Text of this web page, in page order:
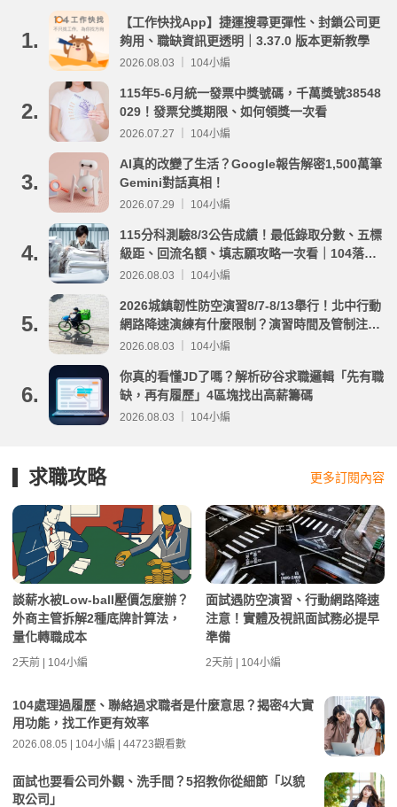
1.
【工作快找App】捷運搜尋更彈性、封鎖公司更
夠用、職缺資訊更透明｜3.37.0 版本更新教學
2026.08.03 ｜ 104小編
2.
115年5-6月統一發票中獎號碼，千萬獎號38548
029！發票兌獎期限、如何領獎一次看
2026.07.27 ｜ 104小編
3.
AI真的改變了生活？Google報告解密1,500萬筆
Gemini對話真相！
2026.07.29 ｜ 104小編
4.
115分科測驗8/3公告成績！最低錄取分數、五標
級距、回流名額、填志願攻略一次看｜104落點
分析
2026.08.03 ｜ 104小編
5.
2026城鎮韌性防空演習8/7-8/13舉行！北中行動
網路降速演練有什麼限制？演習時間及管制注意
事項整理
2026.08.03 ｜ 104小編
6.
你真的看懂JD了嗎？解析矽谷求職邏輯「先有職
缺，再有履歷」4區塊找出高薪籌碼
2026.08.03 ｜ 104小編
求職攻略 更多訂閱內容
談薪水被Low-ball壓價怎麼辦？
外商主管拆解2種底牌計算法，
量化轉職成本
2天前 | 104小編
面試遇防空演習、行動網路降速
注意！實體及視訊面試務必提早
準備
2天前 | 104小編
104處理過履歷、聯絡過求職者是什麼意思？揭密4大實
用功能，找工作更有效率
2026.08.05 | 104小編 | 44723觀看數
面試也要看公司外觀、洗手間？5招教你從細節「以貌
取公司」